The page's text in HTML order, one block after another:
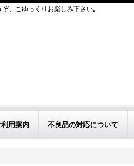
、ごゆっくりお楽しみ下さい｡
利用案内 不良品の対応について